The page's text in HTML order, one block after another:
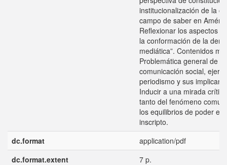
institucionalización de la
campo de saber en
Reflexionar los aspectos
la conformación de la
mediática”. Contenidos
Problemática general de
comunicación social,
periodismo y sus
Inducir a una mirada
tanto del fenómeno
los equilibrios de poder en
inscripto.
dc.format
application/pdf
dc.format.extent
7 p.